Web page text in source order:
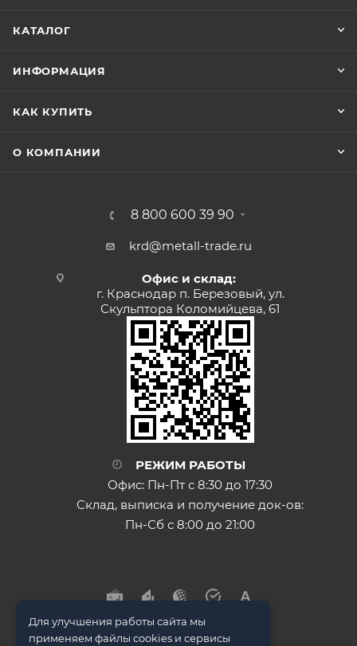
КАТАЛОГ
ИНФОРМАЦИЯ
КАК КУПИТЬ
О КОМПАНИИ
8 800 600 39 90
krd@metall-trade.ru
Офис и склад:
г. Краснодар п. Березовый, ул.
Скульптора Коломийцева, 61
РЕЖИМ РАБОТЫ
Офис: Пн-Пт с 8:30 до 17:30
Склад, выписка и получение док-ов:
Пн-Сб с 8:00 до 21:00
Для улучшения работы сайта мы
применяем файлы cookies и сервисы